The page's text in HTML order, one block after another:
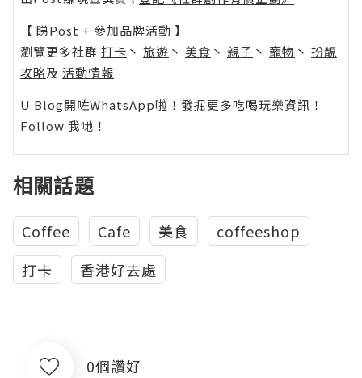
【 睇Post + 參加品牌活動 】
瀏覽更多社群 打卡 丶 旅遊 丶 美食 丶 親子 丶 寵物 丶 扮靚
攻略及 活動情報
U Blog開咗WhatsApp啦！發掘更多吃喝玩樂資訊！
Follow 我哋 ！
相關話題
Coffee Cafe 美食
coffeeshop
打卡
香港好去處
0個讚好